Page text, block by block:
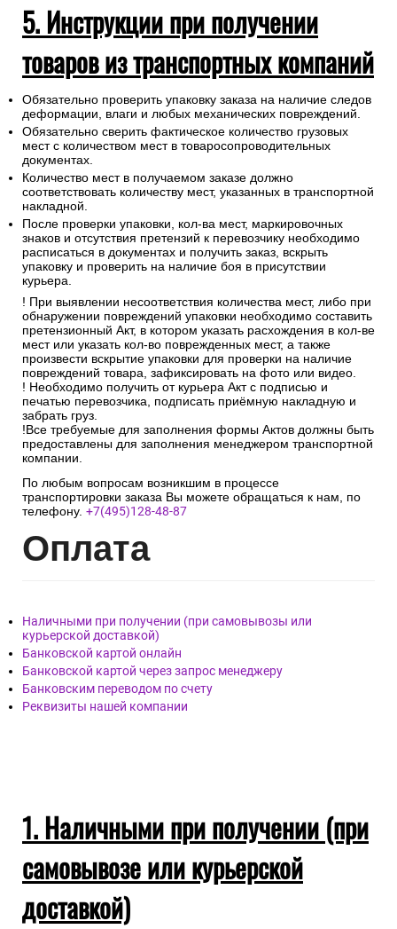
5. Инструкции при получении
товаров из транспортных компаний
Обязательно проверить упаковку заказа на наличие следов
деформации, влаги и любых механических повреждений.
Обязательно сверить фактическое количество грузовых
мест с количеством мест в товаросопроводительных
документах.
Количество мест в получаемом заказе должно
соответствовать количеству мест, указанных в транспортной
накладной.
После проверки упаковки, кол-ва мест, маркировочных
знаков и отсутствия претензий к перевозчику необходимо
расписаться в документах и получить заказ, вскрыть
упаковку и проверить на наличие боя в присутствии
курьера.
! При выявлении несоответствия количества мест, либо при
обнаружении повреждений упаковки необходимо составить
претензионный Акт, в котором указать расхождения в кол-ве
мест или указать кол-во поврежденных мест, а также
произвести вскрытие упаковки для проверки на наличие
повреждений товара, зафиксировать на фото или видео.
! Необходимо получить от курьера Акт с подписью и
печатью перевозчика, подписать приёмную накладную и
забрать груз.
!Все требуемые для заполнения формы Актов должны быть
предоставлены для заполнения менеджером транспортной
компании.
По любым вопросам возникшим в процессе
транспортировки заказа Вы можете обращаться к нам, по
телефону. +7(495)128-48-87
Оплата
Наличными при получении (при самовывозы или
курьерской доставкой)
Банковской картой онлайн
Банковской картой через запрос менеджеру
Банковским переводом по счету
Реквизиты нашей компании
1. Наличными при получении (при
самовывозе или курьерской
доставкой)